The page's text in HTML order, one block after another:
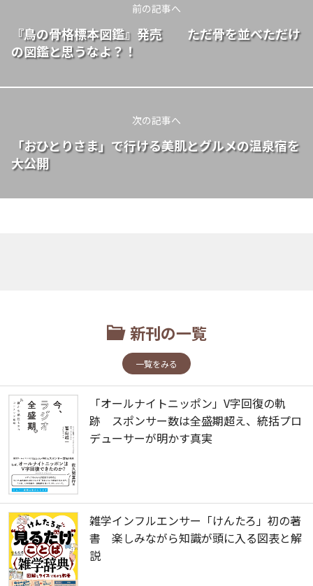
前の記事へ
『鳥の骨格標本図鑑』発売 ただ骨を並べただけ
の図鑑と思うなよ？！
次の記事へ
「おひとりさま」で行ける美肌とグルメの温泉宿を
大公開
新刊の一覧
一覧をみる
「オールナイトニッポン」V字回復の軌
跡 スポンサー数は全盛期超え、統括プロ
デューサーが明かす真実
雑学インフルエンサー「けんたろ」初の著
書 楽しみながら知識が頭に入る図表と解
説